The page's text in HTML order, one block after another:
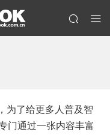
为了给更多人普及智
门通过一张内容丰富